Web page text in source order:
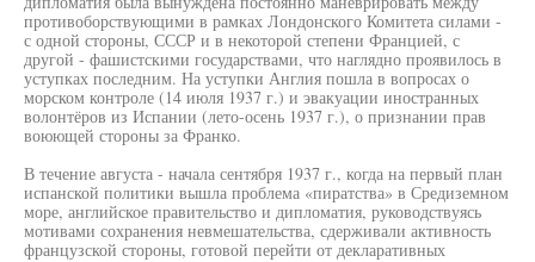
противоборствующими в рамках Лондонского Комитета силами -
с одной стороны, СССР и в некоторой степени Францией, с
другой - фашистскими государствами, что наглядно проявилось в
уступках последним. На уступки Англия пошла в вопросах о
морском контроле (14 июля 1937 г.) и эвакуации иностранных
волонтёров из Испании (лето-осень 1937 г.), о признании прав
воюющей стороны за Франко.
В течение августа - начала сентября 1937 г., когда на первый план
испанской политики вышла проблема «пиратства» в Средиземном
море, английское правительство и дипломатия, руководствуясь
мотивами сохранения невмешательства, сдерживали активность
французской стороны, готовой перейти от декларативных